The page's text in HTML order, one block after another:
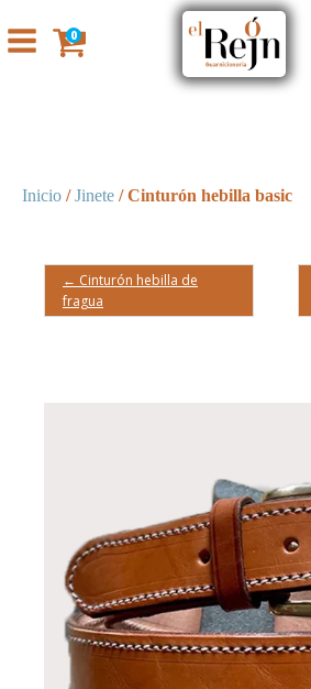
0
Inicio /Jinete / Cinturón hebilla basic
← Cinturón hebilla de
fragua